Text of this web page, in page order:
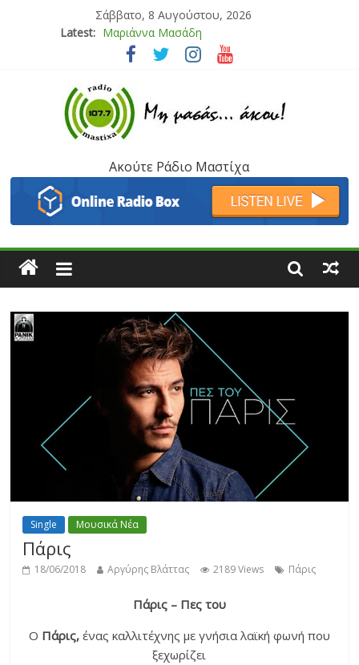
Σάββατο, 8 Αυγούστου, 2026
Latest: Μαριάννα Μασάδη
Τάνια Μπρεάζου
Μάνος Τρυπιάς & Γιώργος Στρατάκης
Ιορδάνης Αγαπητός
Ακούτε Ράδιο Μαστίχα
Single Μουσικά Νέα
Πάρις
18/06/2018 Αργύρης Βλάττας 2189 Views Πάρις
Πάρις – Πες του
Ο Πάρις,ένας καλλιτέχνης με γνήσια λαϊκή φωνή που
ξεχωρίζει